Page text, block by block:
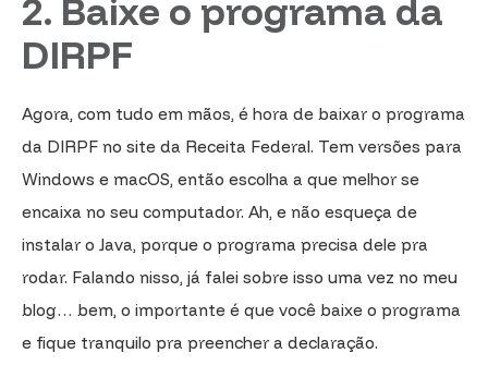
2. Baixe o programa da
DIRPF
Agora, com tudo em mãos, é hora de baixar o programa
da DIRPF no site da Receita Federal. Tem versões para
Windows e macOS, então escolha a que melhor se
encaixa no seu computador. Ah, e não esqueça de
instalar o Java, porque o programa precisa dele pra
rodar. Falando nisso, já falei sobre isso uma vez no meu
blog… bem, o importante é que você baixe o programa
e fique tranquilo pra preencher a declaração.